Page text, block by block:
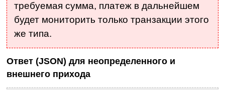
требуемая сумма, платеж в дальнейшем
будет мониторить только транзакции этого
же типа.
Ответ (JSON) для неопределенного и
внешнего прихода